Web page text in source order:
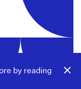
by reading